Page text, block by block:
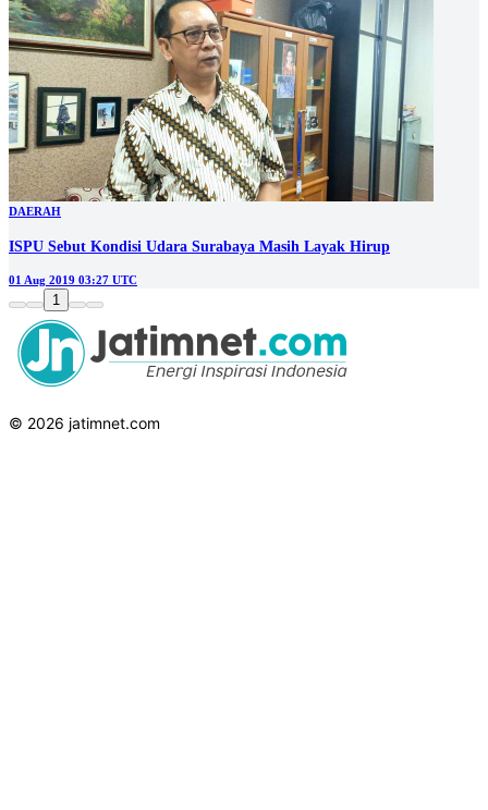
DAERAH
ISPU Sebut Kondisi Udara Surabaya Masih Layak Hirup
01 Aug 2019 03:27 UTC
1
© 2026 jatimnet.com